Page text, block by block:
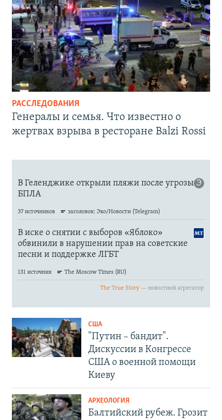
РАССЛЕДОВАНИЯ
Генералы и семья. Что известно о
жертвах взрыва в ресторане Balzi Rossi
США
"Путин – бандит".
Дискуссии в Конгрессе
США о военной помощи
Киеву
АРХЕОЛОГИЯ
Балтийский рубеж. Грозит